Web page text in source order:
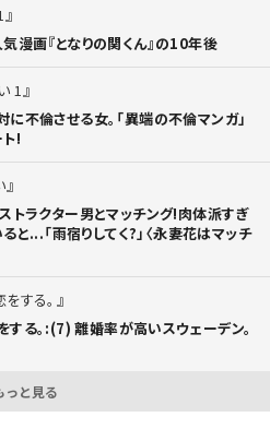
漫画『となりの関くん』の10年後
1
不倫させる女。「異端の不倫マンガ」
!
トラクター男とマッチング!肉体派すぎ
と...「雨宿りしてく?」〈永妻花はマッチ
する。
する。:(7) 離婚率が高いスウェーデン。
っと見る